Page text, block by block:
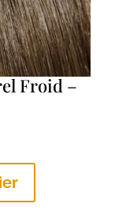
Froid –